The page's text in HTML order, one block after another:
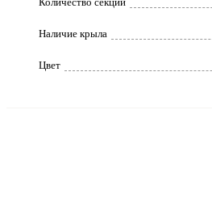
Наличие крыла
Цвет